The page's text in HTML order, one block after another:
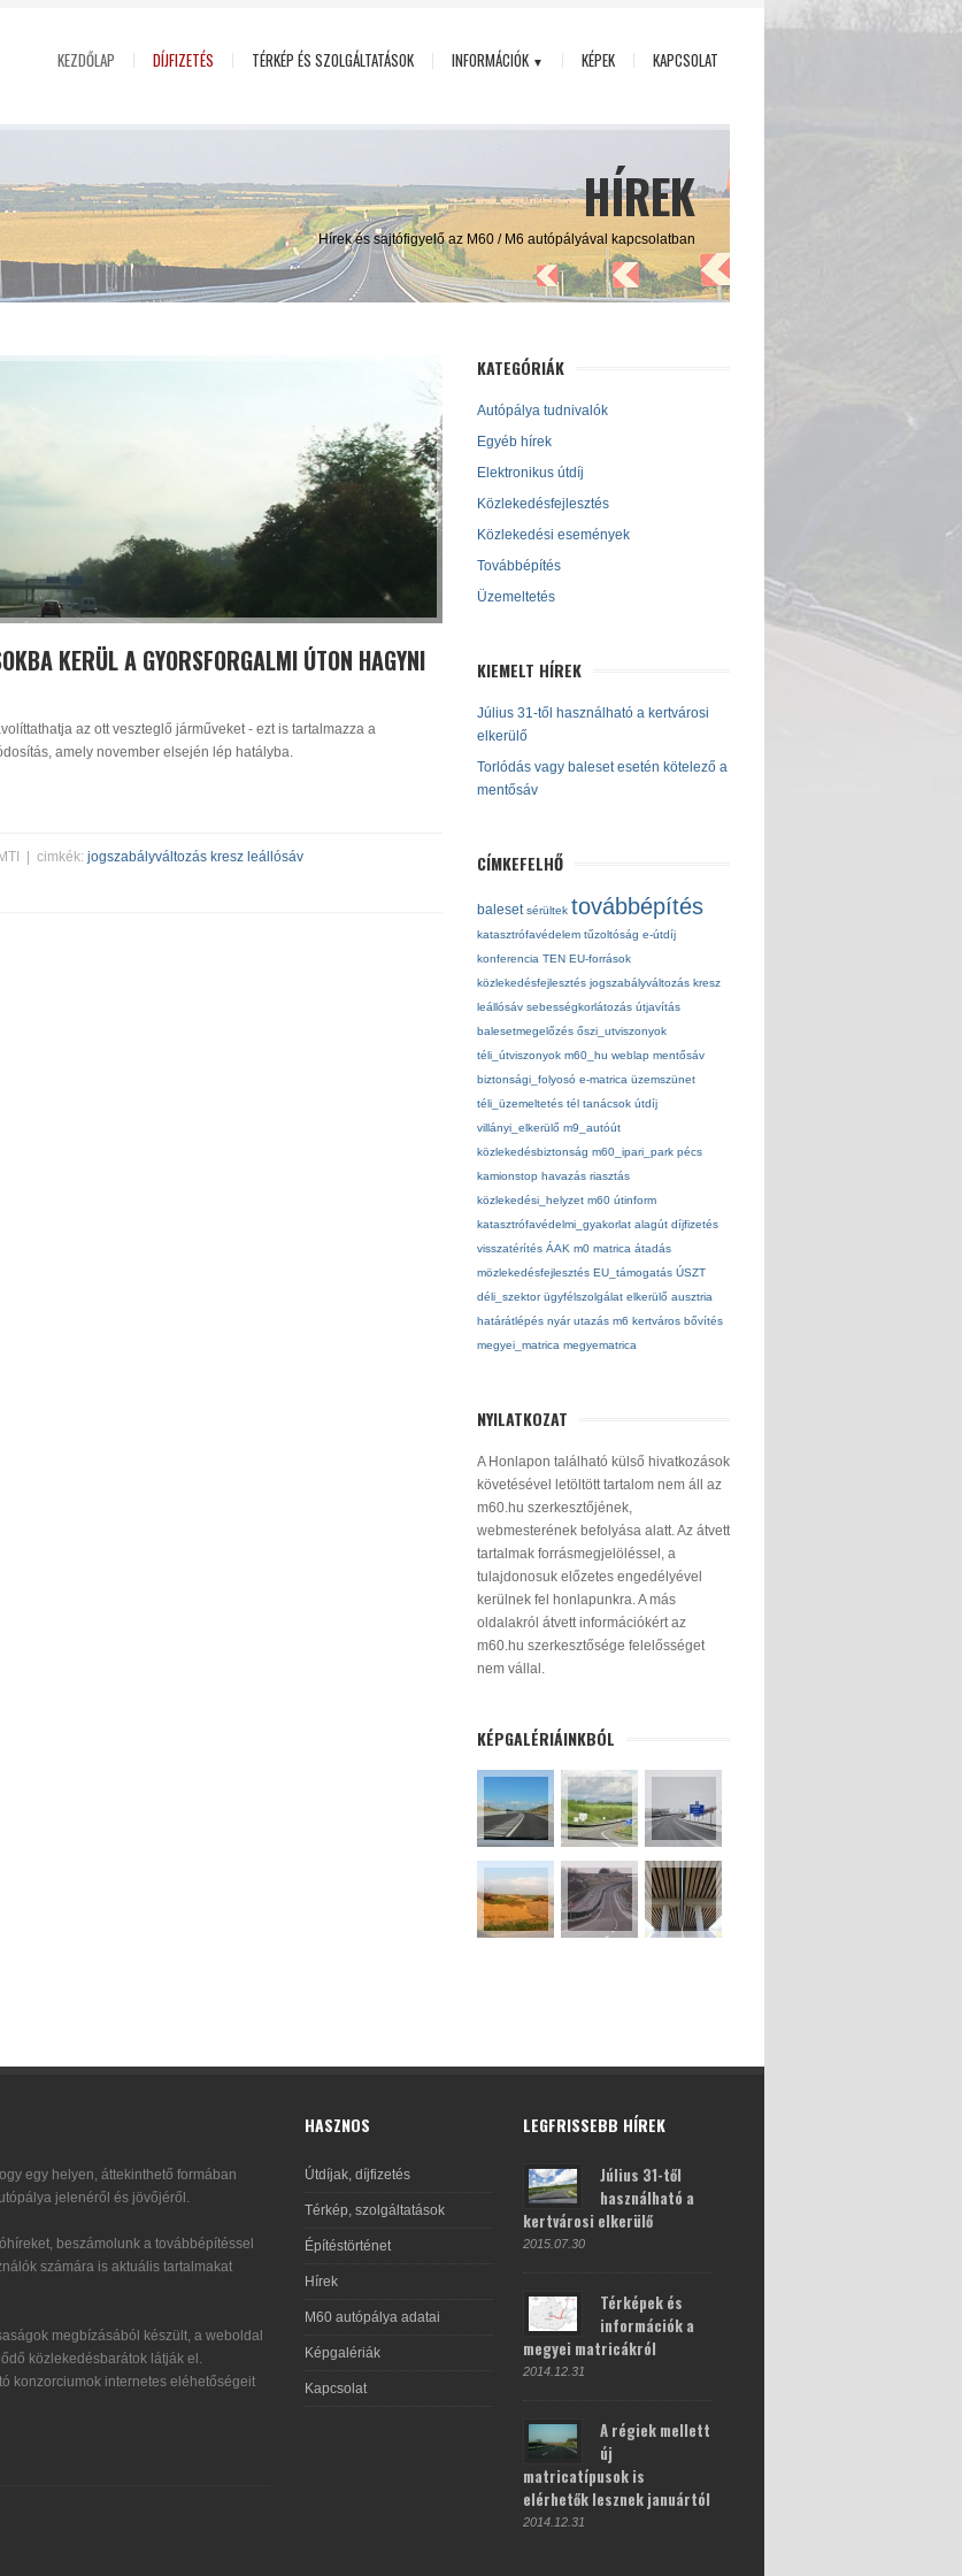
KEZDŐLAP DÍJFIZETÉS TÉRKÉP ÉS SZOLGÁLTATÁSOK INFORMÁCIÓK ▼ KÉPEK KAPCSOLAT
HÍREK
Hírek és sajtófigyelő az M60 / M6 autópályával kapcsolatban
KERÜL A GYORSFORGALMI ÚTON HAGYNI
az ott veszteglő járműveket - ezt is tartalmazza a
amely november elsején lép hatályba.
| cimkék: jogszabályváltozás kresz leállósáv
KATEGÓRIÁK
Autópálya tudnivalók
Egyéb hírek
Elektronikus útdíj
Közlekedésfejlesztés
Közlekedési események
Továbbépítés
Üzemeltetés
KIEMELT HÍREK
Július 31-től használható a kertvárosi
elkerülő
Torlódás vagy baleset esetén kötelező a
mentősáv
CÍMKEFELHŐ
baleset sérültek továbbépítés
katasztrófavédelem tűzoltóság e-útdíj
konferencia TEN EU-források
közlekedésfejlesztés jogszabályváltozás kresz
leállósáv sebességkorlátozás útjavítás
balesetmegelőzés őszi_utviszonyok
téli_útviszonyok m60_hu weblap mentősáv
biztonsági_folyosó e-matrica üzemszünet
téli_üzemeltetés tél tanácsok útdíj
villányi_elkerülő m9_autóút
közlekedésbiztonság m60_ipari_park pécs
kamionstop havazás riasztás
közlekedési_helyzet m60 útinform
katasztrófavédelmi_gyakorlat alagút díjfizetés
visszatérítés ÁAK m0 matrica átadás
mözlekedésfejlesztés EU_támogatás ÚSZT
déli_szektor ügyfélszolgálat elkerülő ausztria
határátlépés nyár utazás m6 kertváros bővítés
megyei_matrica megyematrica
NYILATKOZAT
A Honlapon található külső hivatkozások
követésével letöltött tartalom nem áll az
m60.hu szerkesztőjének,
webmesterének befolyása alatt. Az átvett
tartalmak forrásmegjelöléssel, a
tulajdonosuk előzetes engedélyével
kerülnek fel honlapunkra. A más
oldalakról átvett információkért az
m60.hu szerkesztősége felelősséget
nem vállal.
KÉPGALÉRIÁINKBÓL
egy helyen, áttekinthető formában
jelenéről és jövőjéről.
beszámolunk a továbbépítéssel
számára is aktuális tartalmakat
megbízásából készült, a weboldal
közlekedésbarátok látják el.
konzorciumok internetes eléhetőségeit
HASZNOS
Útdíjak, díjfizetés
Térkép, szolgáltatások
Építéstörténet
Hírek
M60 autópálya adatai
Képgalériák
Kapcsolat
LEGFRISSEBB HÍREK
Július 31-től
használható a
kertvárosi elkerülő
2015.07.30
Térképek és
információk a
megyei matricákról
2014.12.31
A régiek mellett
új
matricatípusok is
elérhetők lesznek januártól
2014.12.31